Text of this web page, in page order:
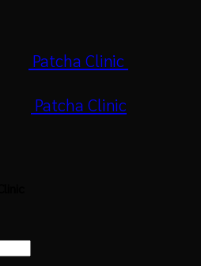
Patcha Clinic
Patcha Clinic